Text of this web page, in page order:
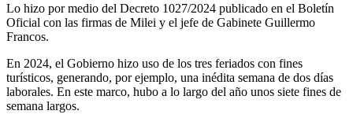
Lo hizo por medio del Decreto 1027/2024 publicado en el Boletín
Oficial con las firmas de Milei y el jefe de Gabinete Guillermo
Francos.
En 2024, el Gobierno hizo uso de los tres feriados con fines
turísticos, generando, por ejemplo, una inédita semana de dos días
laborales. En este marco, hubo a lo largo del año unos siete fines de
semana largos.